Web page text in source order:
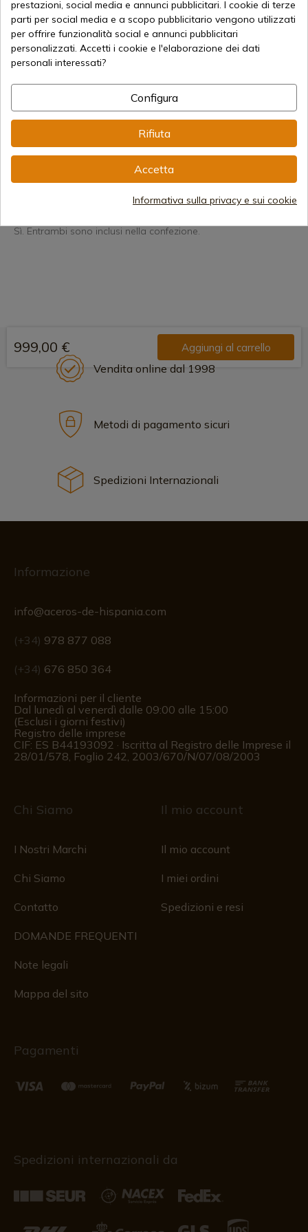
❓ Domande frequenti
È resistente all'acqua e alla nebbia?
Sì. Ha una tenuta completa e un trattamento
antiappannamento per condizioni estreme.
Posso usarlo con i fucili Magnum?
Completamente. Questo cannocchiale è progettato per
resistere al rinculo di calibri potenti come il Magnum.
Il reticolo è visibile in condizioni di scarsa illuminazione?
Sì. Il punto centrale è illuminato con 11 livelli di intensità in
rosso e si attiva automaticamente con Shake-Awake.
Di quale altezza minima dell'anello ho bisogno?
Sì. Entrambi sono inclusi nella confezione.
999,00 € Aggiungi al carrello
Vendita online dal 1998
Metodi di pagamento sicuri
Spedizioni Internazionali
Informazione
info@aceros-de-hispania.com
(+34) 978 877 088
(+34) 676 850 364
Informazioni per il cliente
Dal lunedì al venerdì dalle 09:00 alle 15:00
(Esclusi i giorni festivi)
Registro delle imprese
CIF: ES B44193092 · Iscritta al Registro delle Imprese il
28/01/578, Foglio 242, 2003/670/N/07/08/2003
Chi Siamo
I Nostri Marchi
Chi Siamo
Contatto
DOMANDE FREQUENTI
Note legali
Mappa del sito
Il mio account
Il mio account
I miei ordini
Spedizioni e resi
Pagamenti
Spedizioni internazionali da
prestazioni, social media e annunci pubblicitari. I cookie di terze
parti per social media e a scopo pubblicitario vengono utilizzati
per offrire funzionalità social e annunci pubblicitari
personalizzati. Accetti i cookie e l'elaborazione dei dati
personali interessati?
Configura
Rifiuta
Accetta
Informativa sulla privacy e sui cookie